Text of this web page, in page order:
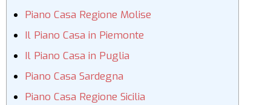
Piano Casa Regione Molise
Il Piano Casa in Piemonte
Il Piano Casa in Puglia
Piano Casa Sardegna
Piano Casa Regione Sicilia